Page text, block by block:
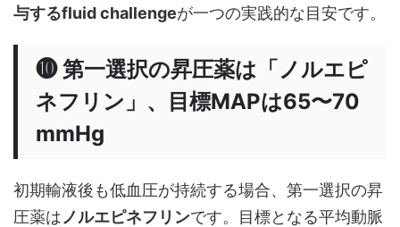
与するfluid challengeが一つの実践的な目安です。
❿ 第一選択の昇圧薬は「ノルエピ
ネフリン」、目標MAPは65〜70
mmHg
初期輸液後も低血圧が持続する場合、第一選択の昇
圧薬は ノルエピネフリンです。目標となる平均動脈